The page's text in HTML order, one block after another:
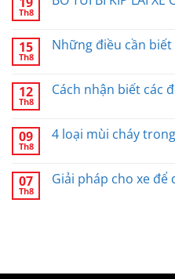
Th8
15
Th8
Những điều cần
12
Th8
Cách nhận biết các
09
Th8
4 loại mùi cháy
07
Th8
Giải pháp cho xe để